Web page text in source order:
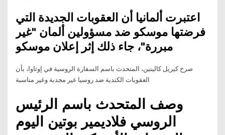
اعتبرت ألمانيا أن العقوبات الجديدة التي
فرضتها موسكو ضد مسؤولين ألمان "غير
مبررة"، جاء ذلك إثر إعلان موسكو
صرح كيريل كالينين، المتحدث باسم السفارة الروسية في إوتاوا، بأن
العقوبات الكندية ضد روسيا غير مجدية وغير مناسبة
وصف المتحدث باسم الرئيس
الروسي فلاديمير بوتين اليوم